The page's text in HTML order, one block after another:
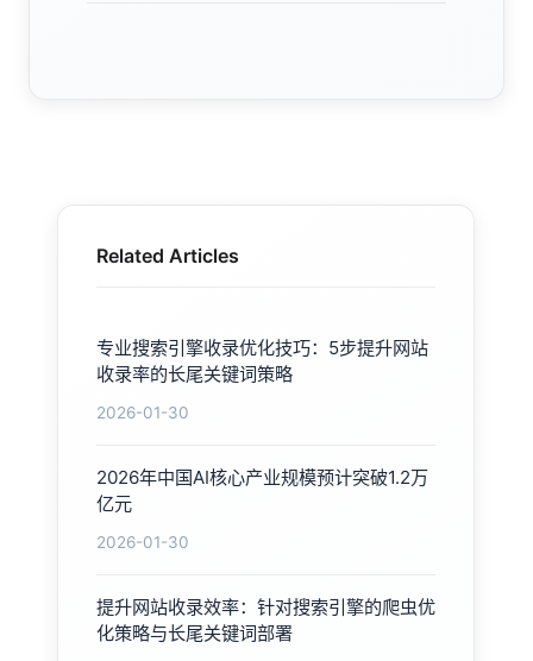
Related Articles
专业搜索引擎收录优化技巧：5步提升网站
收录率的长尾关键词策略
2026-01-30
2026年中国AI核心产业规模预计突破1.2万
亿元
2026-01-30
提升网站收录效率：针对搜索引擎的爬虫优
化策略与长尾关键词部署